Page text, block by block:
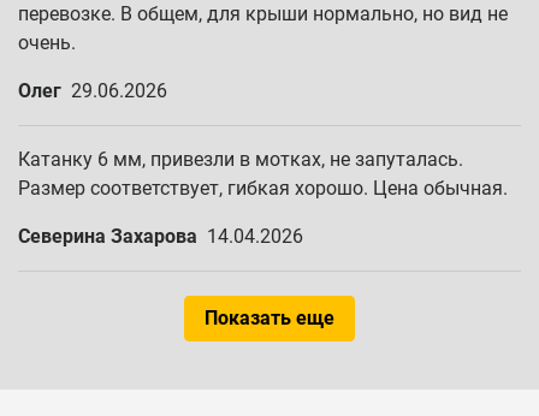
перевозке. В общем, для крыши нормально, но вид не
очень.
Олег 29.06.2026
Катанку 6 мм, привезли в мотках, не запуталась.
Размер соответствует, гибкая хорошо. Цена обычная.
Северина Захарова 14.04.2026
Показать еще